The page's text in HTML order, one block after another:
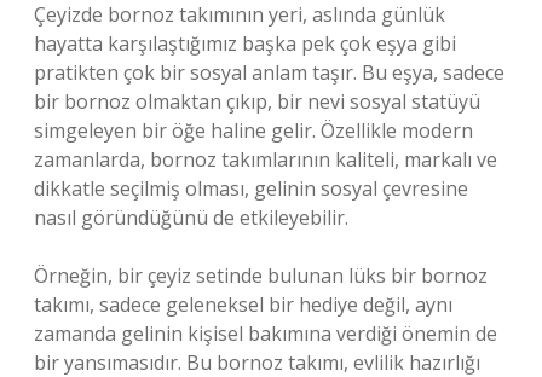
Çeyizde bornoz takımının yeri, aslında günlük
hayatta karşılaştığımız başka pek çok eşya gibi
pratikten çok bir sosyal anlam taşır. Bu eşya, sadece
bir bornoz olmaktan çıkıp, bir nevi sosyal statüyü
simgeleyen bir öğe haline gelir. Özellikle modern
zamanlarda, bornoz takımlarının kaliteli, markalı ve
dikkatle seçilmiş olması, gelinin sosyal çevresine
nasıl göründüğünü de etkileyebilir.
Örneğin, bir çeyiz setinde bulunan lüks bir bornoz
takımı, sadece geleneksel bir hediye değil, aynı
zamanda gelinin kişisel bakımına verdiği önemin de
bir yansımasıdır. Bu bornoz takımı, evlilik hazırlığı